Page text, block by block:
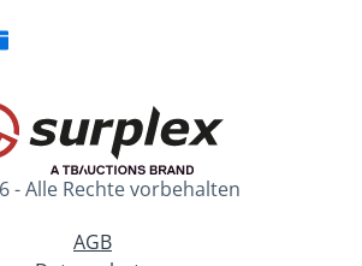
Uhren
- Alle Rechte vorbehalten
AGB